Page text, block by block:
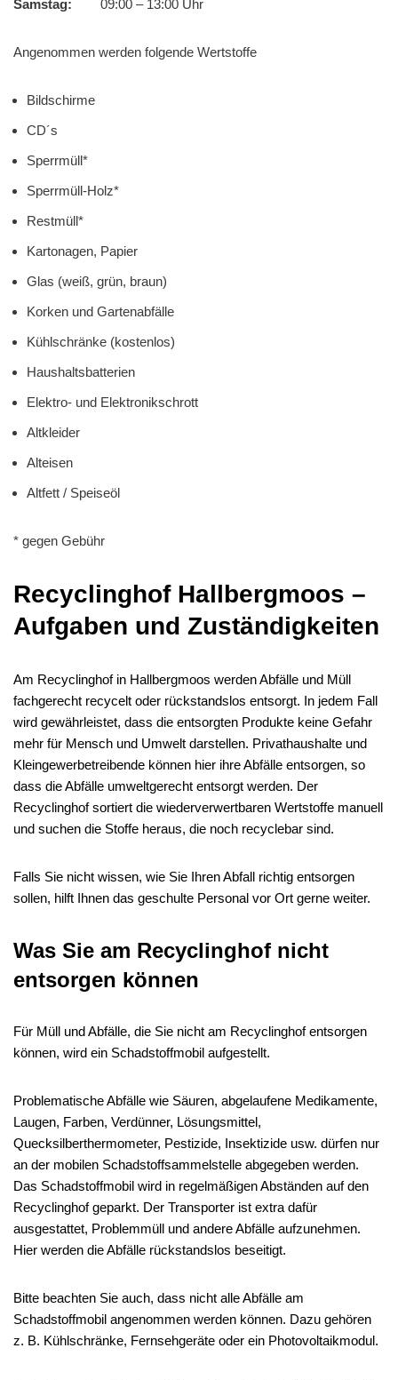
Samstag: 09:00 – 13:00 Uhr
Angenommen werden folgende Wertstoffe
Bildschirme
CD´s
Sperrmüll*
Sperrmüll-Holz*
Restmüll*
Kartonagen, Papier
Glas (weiß, grün, braun)
Korken und Gartenabfälle
Kühlschränke (kostenlos)
Haushaltsbatterien
Elektro- und Elektronikschrott
Altkleider
Alteisen
Altfett / Speiseöl
* gegen Gebühr
Recyclinghof Hallbergmoos –
Aufgaben und Zuständigkeiten
Am Recyclinghof in Hallbergmoos werden Abfälle und Müll
fachgerecht recycelt oder rückstandslos entsorgt. In jedem Fall
wird gewährleistet, dass die entsorgten Produkte keine Gefahr
mehr für Mensch und Umwelt darstellen. Privathaushalte und
Kleingewerbetreibende können hier ihre Abfälle entsorgen, so
dass die Abfälle umweltgerecht entsorgt werden. Der
Recyclinghof sortiert die wiederverwertbaren Wertstoffe manuell
und suchen die Stoffe heraus, die noch recyclebar sind.
Falls Sie nicht wissen, wie Sie Ihren Abfall richtig entsorgen
sollen, hilft Ihnen das geschulte Personal vor Ort gerne weiter.
Was Sie am Recyclinghof nicht
entsorgen können
Für Müll und Abfälle, die Sie nicht am Recyclinghof entsorgen
können, wird ein Schadstoffmobil aufgestellt.
Problematische Abfälle wie Säuren, abgelaufene Medikamente,
Laugen, Farben, Verdünner, Lösungsmittel,
Quecksilberthermometer, Pestizide, Insektizide usw. dürfen nur
an der mobilen Schadstoffsammelstelle abgegeben werden.
Das Schadstoffmobil wird in regelmäßigen Abständen auf den
Recyclinghof geparkt. Der Transporter ist extra dafür
ausgestattet, Problemmüll und andere Abfälle aufzunehmen.
Hier werden die Abfälle rückstandslos beseitigt.
Bitte beachten Sie auch, dass nicht alle Abfälle am
Schadstoffmobil angenommen werden können. Dazu gehören
z. B. Kühlschränke, Fernsehgeräte oder ein Photovoltaikmodul.